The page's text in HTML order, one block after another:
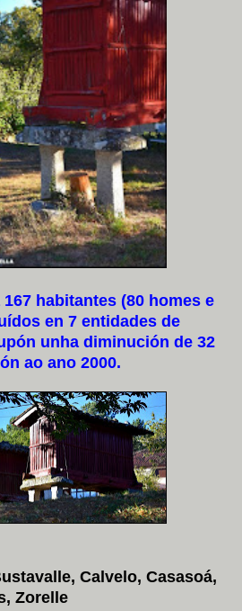
habitantes (80 homes e
en 7 entidades de
unha diminución de 32
ao ano 2000.
Calvelo, Casasoá,
Zorelle